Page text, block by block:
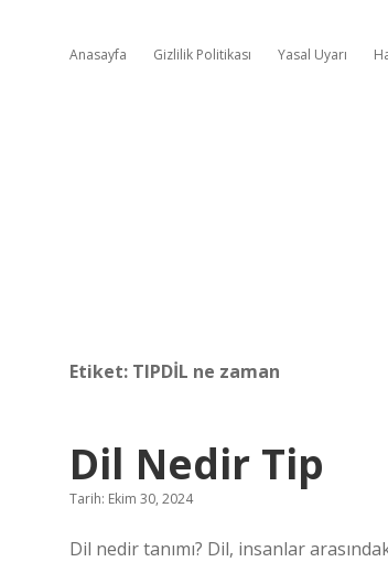
Anasayfa Gizlilik Politikası Yasal Uyarı
Etiket: TIPDİL ne zaman
Dil Nedir Tip
Tarih: Ekim 30, 2024
Dil nedir tanımı? Dil, insanlar